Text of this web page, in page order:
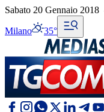
Sabato 20 Gennaio 2018
Milano 35°